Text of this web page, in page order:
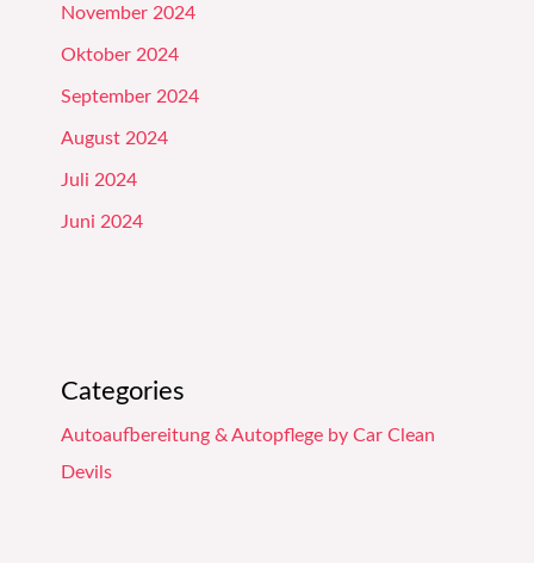
November 2024
Oktober 2024
September 2024
August 2024
Juli 2024
Juni 2024
Categories
Autoaufbereitung & Autopflege by Car Clean
Devils